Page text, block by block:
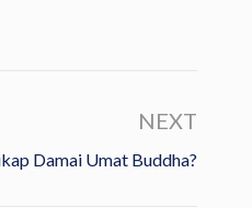
NEXT
Damai Umat Buddha?